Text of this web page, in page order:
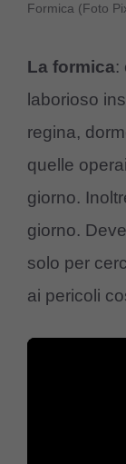
Formica (Foto
La formica:
laborioso
regina,
quelle
giorno.
giorno.
solo per
ai pericoli